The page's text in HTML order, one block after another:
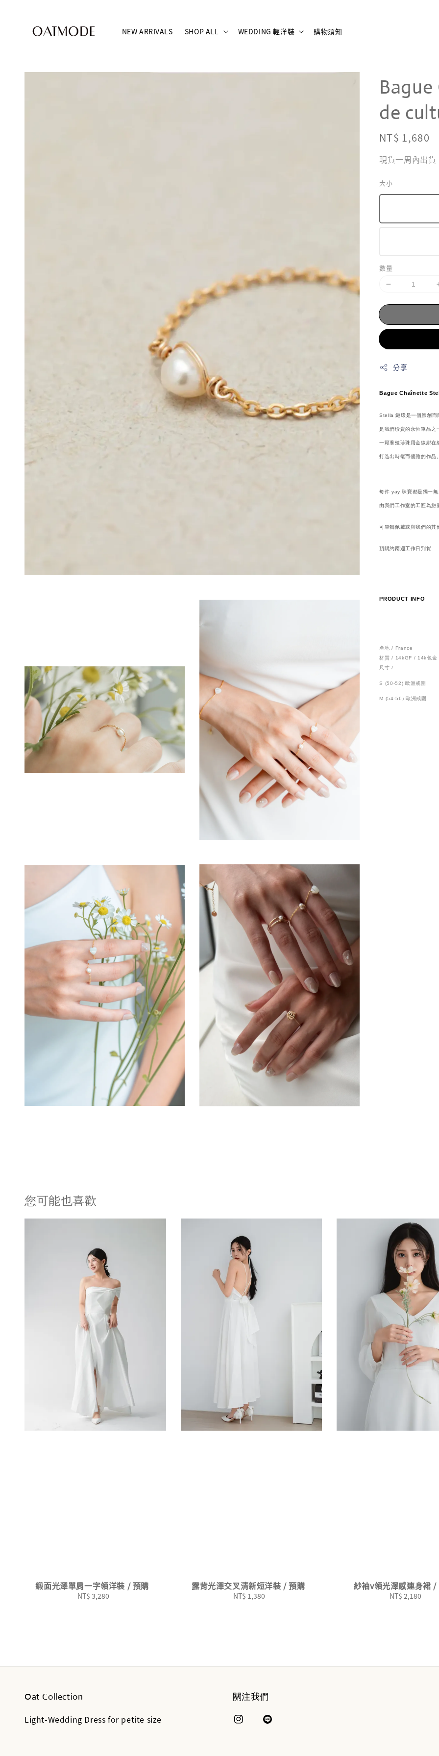
NEW ARRIVALS SHOP ALL WEDDING 輕洋裝 購物須知
de
Regular
price
NT$ 1,680
現貨一周內出
大小
數量
分享
Bague Chaînette
Stella 鏈環是一個原創而
是我們珍貴的永恆單品之
一顆養殖珍珠用金線綁在
打造出時髦而優雅的作品。
每件 yay 珠寶都是獨一無
由我們工作室的工匠為
可單獨佩戴或與我們的其
預購約兩週工作日到貨
PRODUCT INFO
產地 / France
材質 / 14kGF / 14k包金
尺寸 /
S (50-52) 歐洲戒圍
M (54-56) 歐洲戒圍
您可能也喜歡
緞面光澤單肩一字領洋裝 / 預購
Regular
NT$ 3,280
露背光澤交叉清新短洋裝 / 預購
Regular
NT$ 1,380
紗袖v領光澤感連身裙 /
Regular
NT$ 2,180
Oat Collection
Light-Wedding Dress for petite size
關注我們